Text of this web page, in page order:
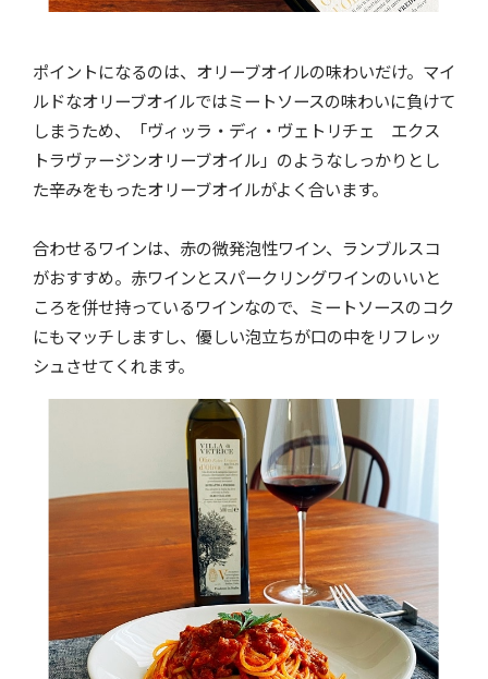
ポイントになるのは、オリーブオイルの味わいだけ。マイ
ルドなオリーブオイルではミートソースの味わいに負けて
しまうため、「ヴィッラ・ディ・ヴェトリチェ エクス
トラヴァージンオリーブオイル」のようなしっかりとし
た辛みをもったオリーブオイルがよく合います。
合わせるワインは、赤の微発泡性ワイン、ランブルスコ
がおすすめ。赤ワインとスパークリングワインのいいと
ころを併せ持っているワインなので、ミートソースのコク
にもマッチしますし、優しい泡立ちが口の中をリフレッ
シュさせてくれます。